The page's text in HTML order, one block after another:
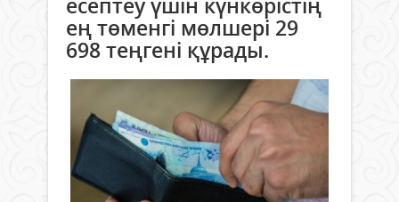
ең төменгі мөлшері 29
698 теңгені құрады.